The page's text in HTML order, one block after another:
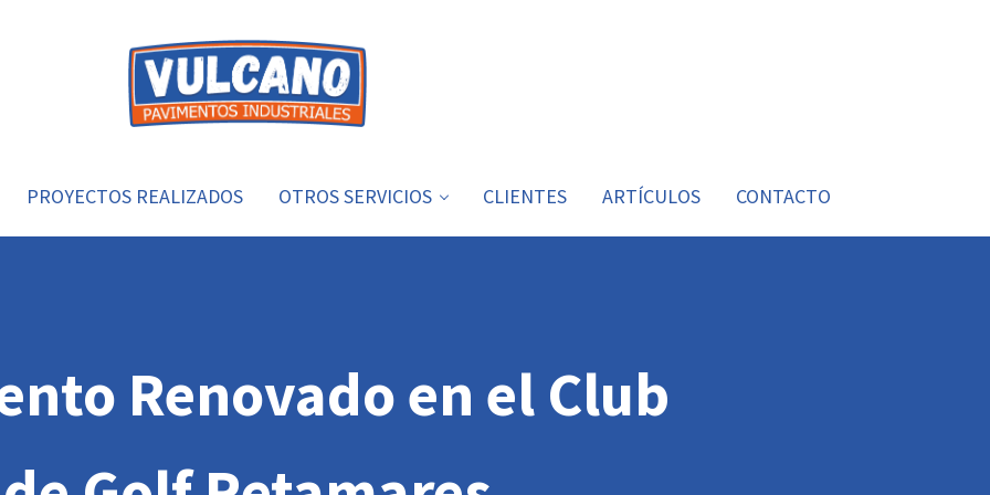
PROYECTOS REALIZADOS OTROS SERVICIOS CLIENTES ARTÍCULOS CONTACTO
Renovado en el Club